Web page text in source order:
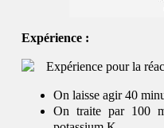
Expérience :
On laisse agir 40
On traite par 100